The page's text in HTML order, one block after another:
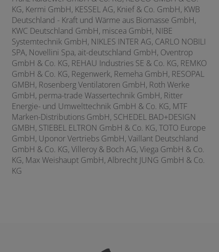
KG, Kermi GmbH, KESSEL AG, Knief & Co. GmbH, KWB
Deutschland - Kraft und Wärme aus Biomasse GmbH,
KWC Deutschland GmbH, miscea GmbH, NIBE
Systemtechnik GmbH, NIKLES INTER AG, CARLO NOBILI
SPA, Novellini Spa, ait-deutschland GmbH, Oventrop
GmbH & Co. KG, REHAU Industries SE & Co. KG, REMKO
GmbH & Co. KG, Regenwerk, Remeha GmbH, RESOPAL
GMBH, Rosenberg Ventilatoren GmbH, Roth Werke
GmbH, perma-trade Wassertechnik GmbH, Ritter
Energie- und Umwelttechnik GmbH & Co. KG, MTF
Marken-Distributions GmbH, SCHEDEL BAD+DESIGN
GMBH, STIEBEL ELTRON GmbH & Co. KG, TOTO Europe
GmbH, Uponor Vertriebs GmbH, Vaillant Deutschland
GmbH & Co. KG, Villeroy & Boch AG, Viega GmbH & Co.
KG, Max Weishaupt GmbH,Albrecht JUNG GmbH & Co.
KG